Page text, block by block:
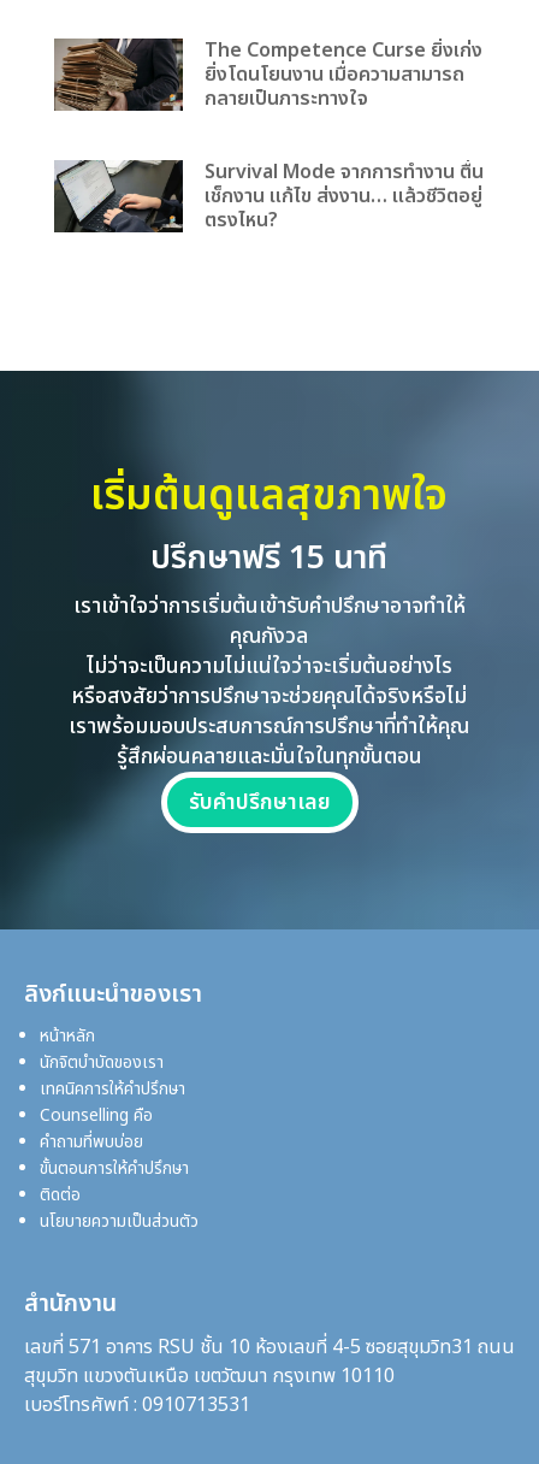
The Competence Curse ยิ่งเก่ง
ยิ่งโดนโยนงาน เมื่อความสามารถ
กลายเป็นภาระทางใจ
Survival Mode จากการทำงาน ตื่น
เช็กงาน แก้ไข ส่งงาน… แล้วชีวิตอยู่
ตรงไหน?
เริ่มต้นดูแลสุขภาพใจ
ปรึกษาฟรี 15 นาที
เราเข้าใจว่าการเริ่มต้นเข้ารับคำปรึกษาอาจทำให้
คุณกังวล
ไม่ว่าจะเป็นความไม่แน่ใจว่าจะเริ่มต้นอย่างไร
หรือสงสัยว่าการปรึกษาจะช่วยคุณได้จริงหรือไม่
เราพร้อมมอบประสบการณ์การปรึกษาที่ทำให้คุณ
รู้สึกผ่อนคลายและมั่นใจในทุกขั้นตอน
รับคำปรึกษาเลย
ลิงก์แนะนำของเรา
หน้าหลัก
นักจิตบำบัดของเรา
เทคนิคการให้คำปรึกษา
Counselling คือ
คำถามที่พบบ่อย
ขั้นตอนการให้คำปรึกษา
ติดต่อ
นโยบายความเป็นส่วนตัว
สำนักงาน
เลขที่ 571 อาคาร RSU ชั้น 10 ห้องเลขที่ 4-5 ซอยสุขุมวิท31 ถนน
สุขุมวิท แขวงตันเหนือ เขตวัฒนา กรุงเทพ 10110
เบอร์โทรศัพท์ : 0910713531